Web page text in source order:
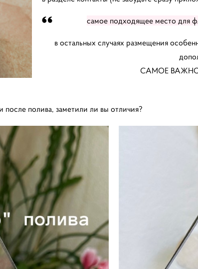
самое подходящее место для
в остальных случаях размещения
САМОЕ
полива, заметили ли вы отличия?